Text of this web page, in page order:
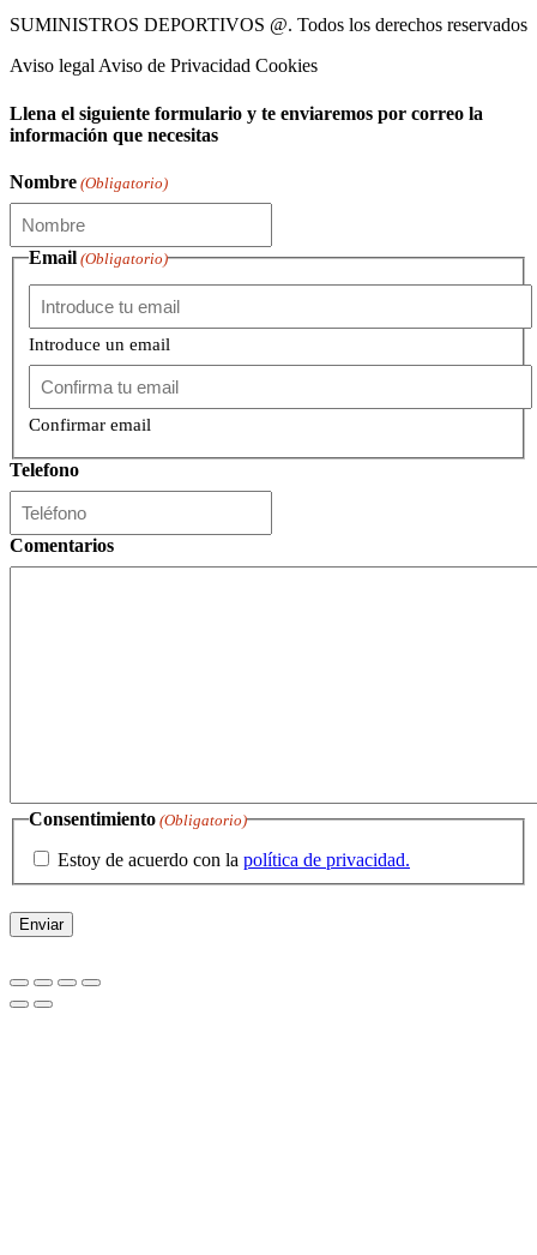
SUMINISTROS DEPORTIVOS @. Todos los derechos reservados
Aviso legal Aviso de Privacidad Cookies
Llena el siguiente formulario y te enviaremos por correo la
información que necesitas
Nombre (Obligatorio)
Email (Obligatorio)
Introduce un email
Confirmar email
Telefono
Comentarios
Consentimiento (Obligatorio)
Estoy de acuerdo con la política de privacidad.